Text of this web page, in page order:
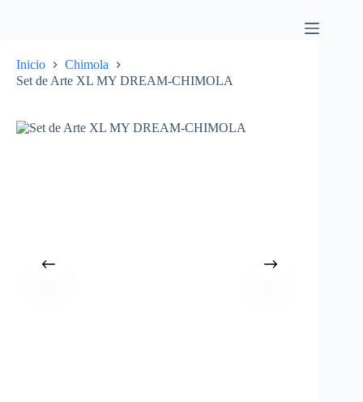
Inicio
Chimola
Set de Arte XL MY DREAM-CHIMOLA